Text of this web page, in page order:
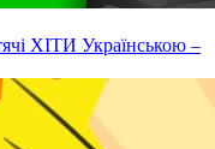
ХІТИ Українською –